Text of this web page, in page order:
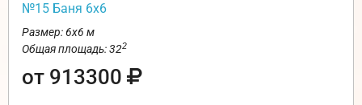
№15 Баня 6х6
Размер: 6х6 м
Общая площадь: 322
от 913300